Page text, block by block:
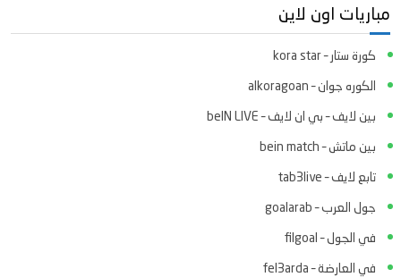
مباريات اون لاين
كورة ستار – kora star
الكوره جوان – alkoragoan
بين لايف – بي ان لايف – beIN LIVE
بين ماتش – bein match
تابع لايف – tab3live
جول العرب – goalarab
في الجول – filgoal
في العارضة – fel3arda